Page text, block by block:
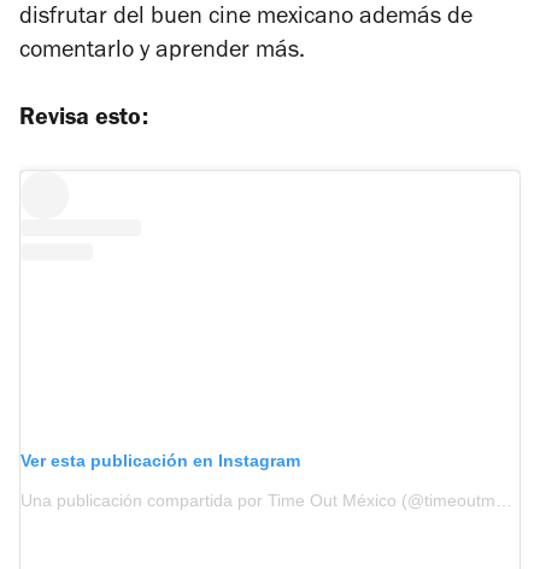
disfrutar del buen cine mexicano además de
comentarlo y aprender más.
Revisa esto:
Ver esta publicación en Instagram
Una publicación compartida por Time Out México (@timeoutmexico)